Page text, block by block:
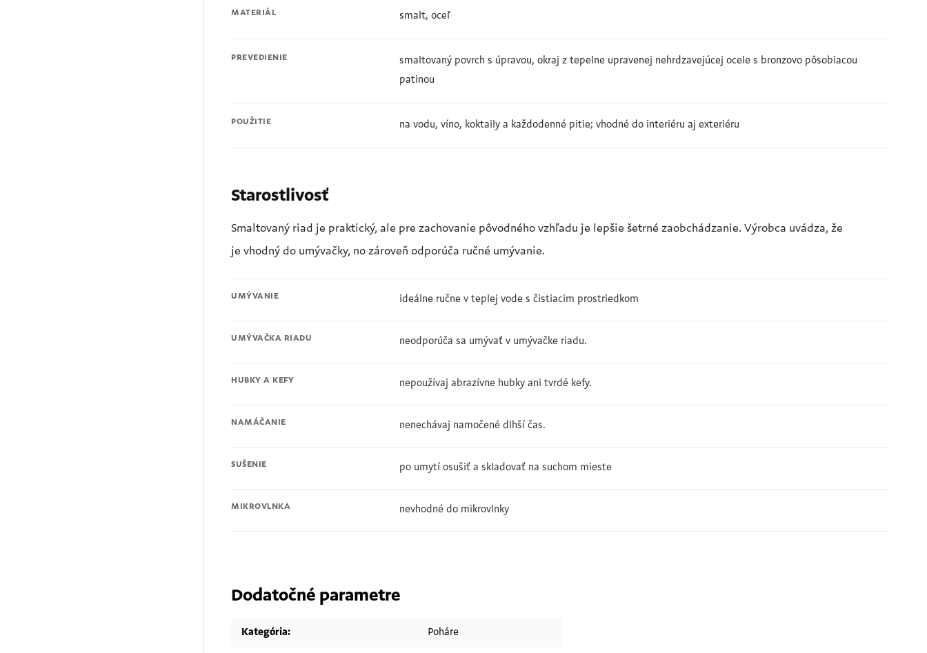
MATERIÁL smalt, oceľ
PREVEDIENIE
smaltovaný povrch s úpravou, okraj z tepelne upravenej nehrdzavejúcej ocele s bronzovo pôsobiacou
patinou
POUŽITIE na vodu, víno, koktaily a každodenné pitie; vhodné do interiéru aj exteriéru
Starostlivosť
Smaltovaný riad je praktický, ale pre zachovanie pôvodného vzhľadu je lepšie šetrné zaobchádzanie. Výrobca uvádza, že
je vhodný do umývačky, no zároveň odporúča ručné umývanie.
UMÝVANIE ideálne ručne v teplej vode s čistiacim prostriedkom
UMÝVAČKA RIADU neodporúča sa umývať v umývačke riadu.
HUBKY A KEFY nepoužívaj abrazívne hubky ani tvrdé kefy.
NAMÁČANIE nenechávaj namočené dlhší čas.
SUŠENIE po umytí osušiť a skladovať na suchom mieste
MIKROVLNKA nevhodné do mikrovlnky
Dodatočné parametre
Kategória: Poháre